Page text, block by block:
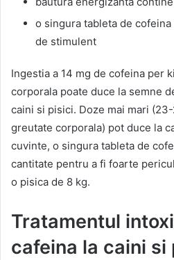
o singura tableta de
de stimulent
Ingestia a 14 mg de cofeina per
corporala poate duce la semne
caini si pisici. Doze mai mari
greutate corporala) pot duce la
cuvinte, o singura tableta de
cantitate pentru a fi foarte
o pisica de 8 kg.
Tratamentul
cafeina la caini si